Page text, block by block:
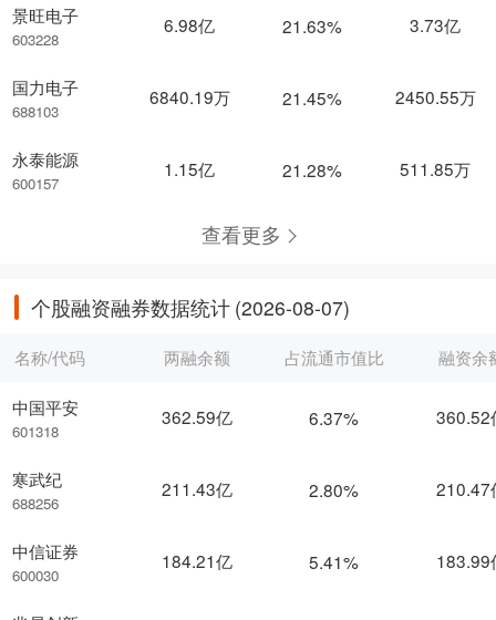
景旺电子
603228
国力电子
688103
永泰能源
600157
6.98亿 21.63% 3.73亿
6840.19万 21.45% 2450.55万
1.15亿 21.28% 511.85万
查看更多
个股融资融券数据统计 (2026-08-07)
名称/代码
中国平安
601318
寒武纪
688256
中信证券
600030
两融余额 占流通市值比 融资余
362.59亿 6.37% 360.52
211.43亿 2.80% 210.47
184.21亿 5.41% 183.99